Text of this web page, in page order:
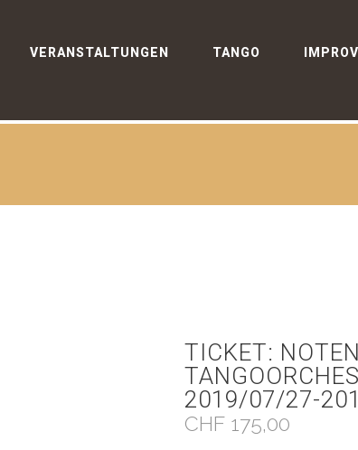
VERANSTALTUNGEN TANGO
TICKET:
2019/07/27-
CHF 175,00